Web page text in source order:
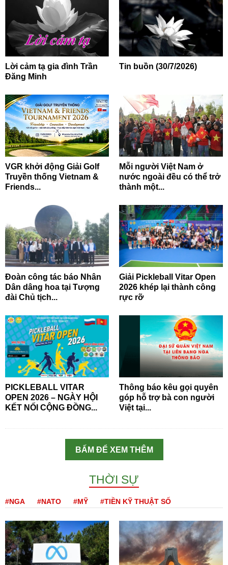
Lời cảm tạ gia đình Trần
Đăng Minh
Tin buồn (30/7/2026)
VGR khởi động Giải Golf
Truyền thống Vietnam &
Friends...
Mỗi người Việt Nam ở
nước ngoài đều có thể trở
thành một...
Đoàn công tác báo Nhân
Dân dâng hoa tại Tượng
đài Chủ tịch...
Giải Pickleball Vitar Open
2026 khép lại thành công
rực rỡ
PICKLEBALL VITAR
OPEN 2026 – NGÀY HỘI
KẾT NỐI CỘNG ĐỒNG...
Thông báo kêu gọi quyên
góp hỗ trợ bà con người
Việt tại...
BẤM ĐỂ XEM THÊM
THỜI SỰ
#NGA #NATO #MỸ #TIỀN KỸ THUẬT SỐ